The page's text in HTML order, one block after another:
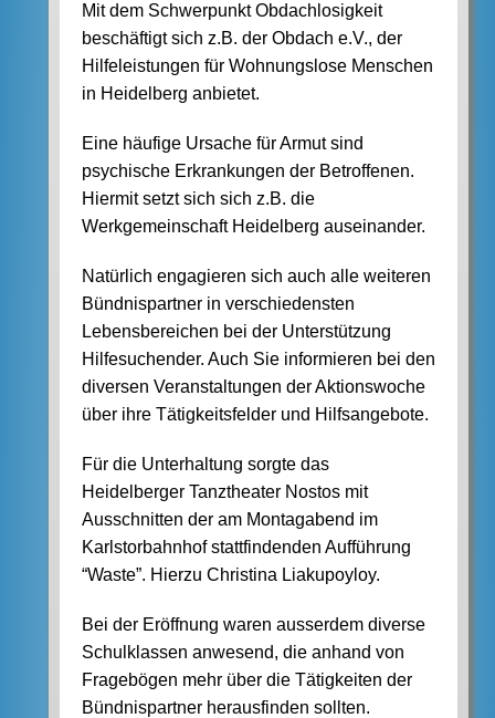
Mit dem Schwerpunkt Obdachlosigkeit
beschäftigt sich z.B. der Obdach e.V., der
Hilfeleistungen für Wohnungslose Menschen
in Heidelberg anbietet.
Eine häufige Ursache für Armut sind
psychische Erkrankungen der Betroffenen.
Hiermit setzt sich sich z.B. die
Werkgemeinschaft Heidelberg auseinander.
Natürlich engagieren sich auch alle weiteren
Bündnispartner in verschiedensten
Lebensbereichen bei der Unterstützung
Hilfesuchender. Auch Sie informieren bei den
diversen Veranstaltungen der Aktionswoche
über ihre Tätigkeitsfelder und Hilfsangebote.
Für die Unterhaltung sorgte das
Heidelberger Tanztheater Nostos mit
Ausschnitten der am Montagabend im
Karlstorbahnhof stattfindenden Aufführung
“Waste”. Hierzu Christina Liakupoyloy.
Bei der Eröffnung waren ausserdem diverse
Schulklassen anwesend, die anhand von
Fragebögen mehr über die Tätigkeiten der
Bündnispartner herausfinden sollten.